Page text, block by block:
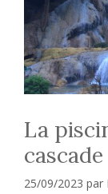
La
25/09/2023 par